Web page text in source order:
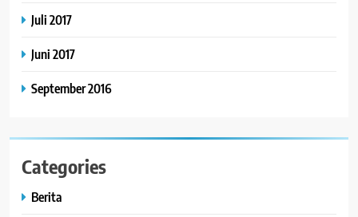
Juli 2017
Juni 2017
September 2016
Categories
Berita